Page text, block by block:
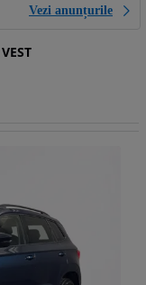
Vezi anunțurile